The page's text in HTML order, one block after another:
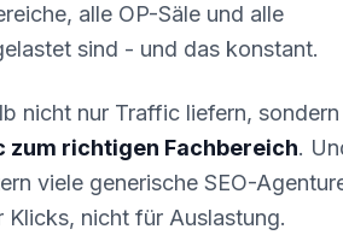
alle OP-Säle und alle
sind - und das konstant.
nicht nur Traffic liefern,
richtigen Fachbereich.
viele generische SEO-
Klicks, nicht für Auslastung.